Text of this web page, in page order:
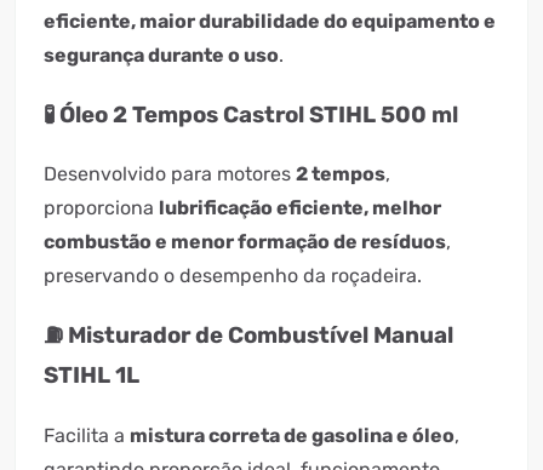
eficiente, maior durabilidade do equipamento e
segurança durante o uso.
🧪 Óleo 2 Tempos Castrol STIHL 500 ml
Desenvolvido para motores 2 tempos,
proporciona lubrificação eficiente, melhor
combustão e menor formação de resíduos,
preservando o desempenho da roçadeira.
⛽ Misturador de Combustível Manual
STIHL 1L
Facilita a mistura correta de gasolina e óleo,